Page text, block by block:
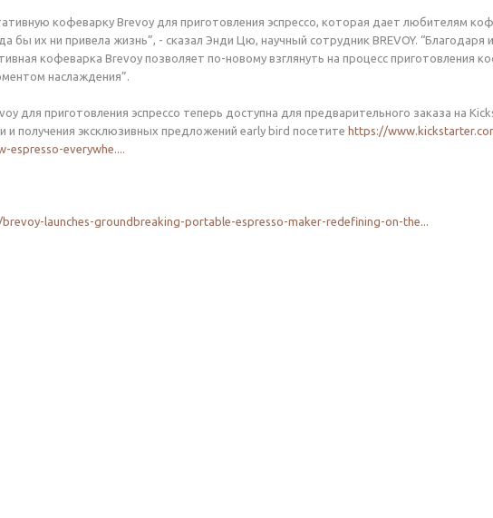
кофеварку Brevoy для приготовления эспрессо, которая дает любителям
бы их ни привела жизнь”, - сказал Энди Цю, научный сотрудник BREVOY.
кофеварка Brevoy позволяет по-новому взглянуть на процесс приготовления
наслаждения”.
для приготовления эспрессо теперь доступна для предварительного заказа на
получения эксклюзивных предложений early bird посетите https://
espresso-everywhe....
launches-groundbreaking-portable-espresso-maker-redefining-on-the...